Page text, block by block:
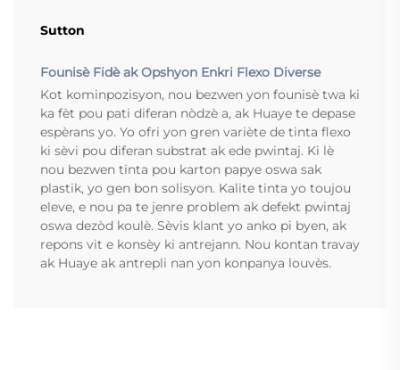
Sutton
Founisè Fidè ak Opshyon Enkri Flexo Diverse
Kot kominpozisyon, nou bezwen yon founisè twa ki
ka fèt pou pati diferan nòdzè a, ak Huaye te depase
espèrans yo. Yo ofri yon gren variète de tinta flexo
ki sèvi pou diferan substrat ak ede pwintaj. Ki lè
nou bezwen tinta pou karton papye oswa sak
plastik, yo gen bon solisyon. Kalite tinta yo toujou
eleve, e nou pa te jenre problem ak defekt pwintaj
oswa dezòd koulè. Sèvis klant yo anko pi byen, ak
repons vit e konsèy ki antrejann. Nou kontan travay
ak Huaye ak antrepli nan yon konpanya louvès.